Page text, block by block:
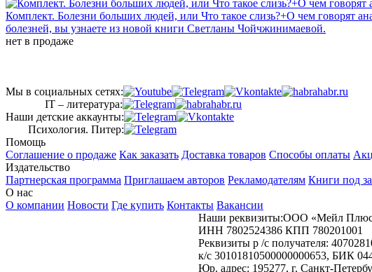
Комплект. Болезни больших людей, или Что такое слизь?+О чем говорят
болезней, вы узнаете из новой книги Светланы Чойчжинимаевой.
нет в продаже
Мы в социальных сетях:
IT – литература:
Наши детские аккаунты:
Психология. Питер:
Помощь
Соглашение о продаже Как заказать Доставка товаров Способы оплаты
Издательство
Партнерская программа Приглашаем авторов Рекламодателям Книги под
О нас
О компании Новости Где купить Контакты Вакансии
Наши реквизиты:ООО «Мейл
ИНН 7802524386 КПП 780201001
Реквизиты р /с получателя:
к/с 30101810500000000653, БИК
Юр. адрес: 195277, г. Санкт-